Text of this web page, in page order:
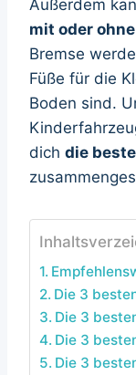
Außerdem
mit oder
Bremse
Füße für die
Boden sind.
dich die
Die 3
Die 3
Die 3
Die 3